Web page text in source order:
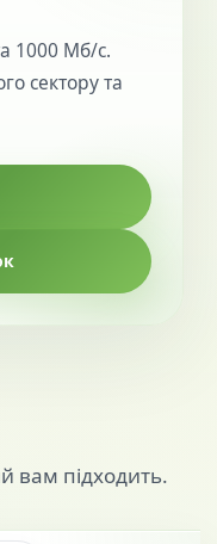
1000 Мб/с.
сектору та
вам підходить.